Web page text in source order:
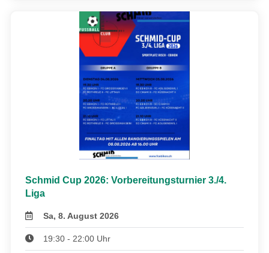
Schmid Cup 2026: Vorbereitungsturnier 3./4.
Liga
Sa, 8. August 2026
19:30 - 22:00 Uhr